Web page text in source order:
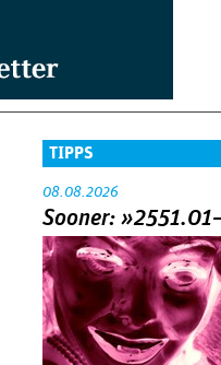
TIPPS
08.08.2026
Sooner: